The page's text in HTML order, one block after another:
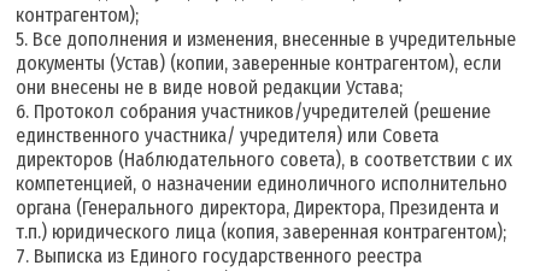
контрагентом);
5. Все дополнения и изменения, внесенные в учредительные
документы (Устав) (копии, заверенные контрагентом), если
они внесены не в виде новой редакции Устава;
6. Протокол собрания участников/учредителей (решение
единственного участника/ учредителя) или Совета
директоров (Наблюдательного совета), в соответствии с их
компетенцией, о назначении единоличного исполнительно
органа (Генерального директора, Директора, Президента и
т.п.) юридического лица (копия, заверенная контрагентом);
7. Выписка из Единого государственного реестра